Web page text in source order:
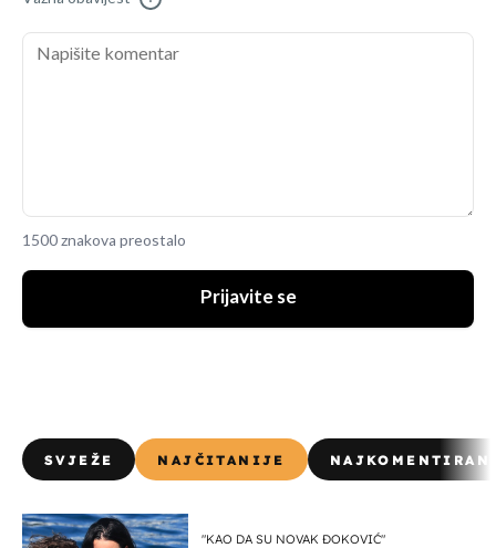
1500 znakova preostalo
Prijavite se
SVJEŽE NAJČITANIJE
"KAO DA SU NOVAK ĐOKOVIĆ"